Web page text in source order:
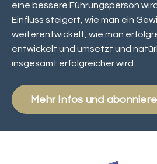
eine bessere Führungsperson
Einfluss steigert, wie man ein
weiterentwickelt, wie man
entwickelt und umsetzt und
insgesamt erfolgreicher wird.
Mehr Infos und